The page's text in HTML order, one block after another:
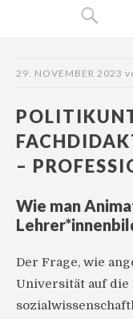
29. NOVEMBER 2023
–
Wie man
Der Frage, wie
Universität auf die